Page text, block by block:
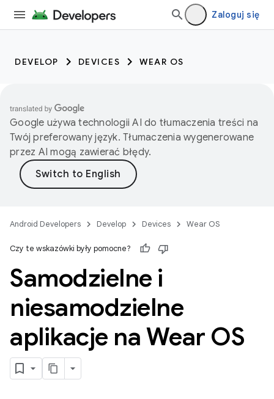
Zaloguj się
DEVELOP DEVICES WEAR OS
Google używa technologii AI do tłumaczenia treści na
Twój preferowany język. Tłumaczenia wygenerowane
przez AI mogą zawierać błędy.
Android Developers Develop Devices Wear OS
Czy te wskazówki były pomocne?
Samodzielne i
niesamodzielne
aplikacje na Wear OS